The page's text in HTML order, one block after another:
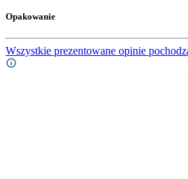
Opakowanie
Wszystkie prezentowane opinie